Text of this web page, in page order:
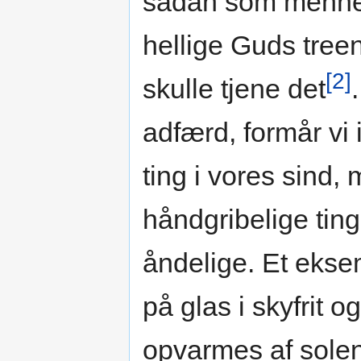
hellige Guds
skulle tjene det[2]
adfærd, formår vi
ting i vores sind,
håndgribelige
åndelige. Et
på glas i skyfrit
opvarmes af